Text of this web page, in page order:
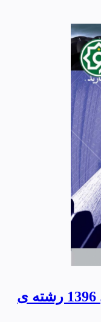
سوالات کنکور سراسری 1396 رشته ی